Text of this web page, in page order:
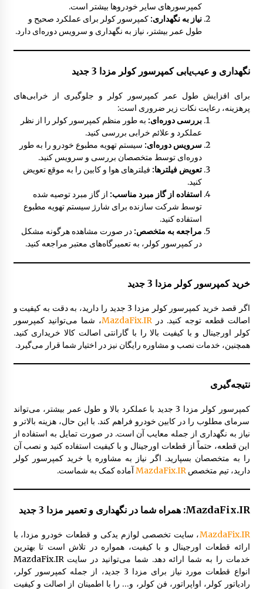
کمپرسورهای سایر خودروها بیشتر است.
نیاز به نگهداری: کمپرسور کولر برای عملکرد صحیح و
طول عمر بیشتر، نیاز به نگهداری و سرویس دوره‌ای دارد.
نگهداری و عیب‌یابی کمپرسور کولر مزدا 3 جدید
برای افزایش طول عمر کمپرسور کولر و جلوگیری از خرابی‌های
پرهزینه، رعایت نکات زیر ضروری است:
بررسی دوره‌ای: به طور منظم کمپرسور کولر را از نظر
عملکرد و علائم خرابی بررسی کنید.
سرویس دوره‌ای: سیستم تهویه مطبوع خودرو را به طور
دوره‌ای توسط متخصصان بررسی و سرویس کنید.
تعویض فیلترها: فیلترهای هوا و کابین را به موقع تعویض
کنید.
استفاده از گاز مبرد مناسب: از گاز مبرد توصیه شده
توسط شرکت سازنده برای شارژ سیستم تهویه مطبوع
استفاده کنید.
مراجعه به متخصص: در صورت مشاهده هرگونه مشکل
در کمپرسور کولر، به تعمیرگاه‌های معتبر مراجعه کنید.
خرید کمپرسور کولر مزدا 3 جدید
اگر قصد خرید کمپرسور کولر مزدا 3 جدید را دارید، به دقت به کیفیت و
اصالت قطعه توجه کنید. درMazdaFix.IR، شما می‌توانید کمپرسور
کولر اورجینال و با کیفیت بالا را با گارانتی اصالت کالا خریداری کنید.
همچنین، خدمات نصب و مشاوره رایگان نیز در اختیار شما قرار می‌گیرد.
نتیجه‌گیری
کمپرسور کولر مزدا 3 جدید با عملکرد بالا و طول عمر بیشتر، می‌تواند
سرمای مطلوب را در کابین خودرو فراهم کند. با این حال، هزینه بالاتر و
نیاز به نگهداری از جمله معایب آن است. در صورت تمایل به استفاده از
این قطعه، حتماً از قطعات اورجینال و با کیفیت استفاده کنید و نصب آن
را به متخصصان بسپارید. اگر نیاز به مشاوره یا خرید کمپرسور کولر
دارید، تیم متخصصMazdaFix.IRآماده کمک به شماست.
MazdaFix.IR: همراه شما در نگهداری و تعمیر مزدا 3 جدید
MazdaFix.IR، سایت تخصصی لوازم یدکی و قطعات خودرو مزدا، با
ارائه قطعات اورجینال و با کیفیت، همواره در تلاش است تا بهترین
خدمات را به شما ارائه دهد. شما می‌توانید در سایت MazdaFix.IR
انواع قطعات مورد نیاز برای مزدا 3 جدید، از جمله کمپرسور کولر،
رادیاتور کولر، اواپراتور، فن کولر، و… را با اطمینان از اصالت و کیفیت